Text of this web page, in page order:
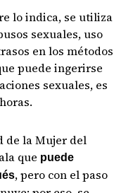
lo indica, se utiliza
sexuales, uso
en los métodos
puede ingerirse
sexuales, es
de la Mujer del
que puede
, pero con el paso